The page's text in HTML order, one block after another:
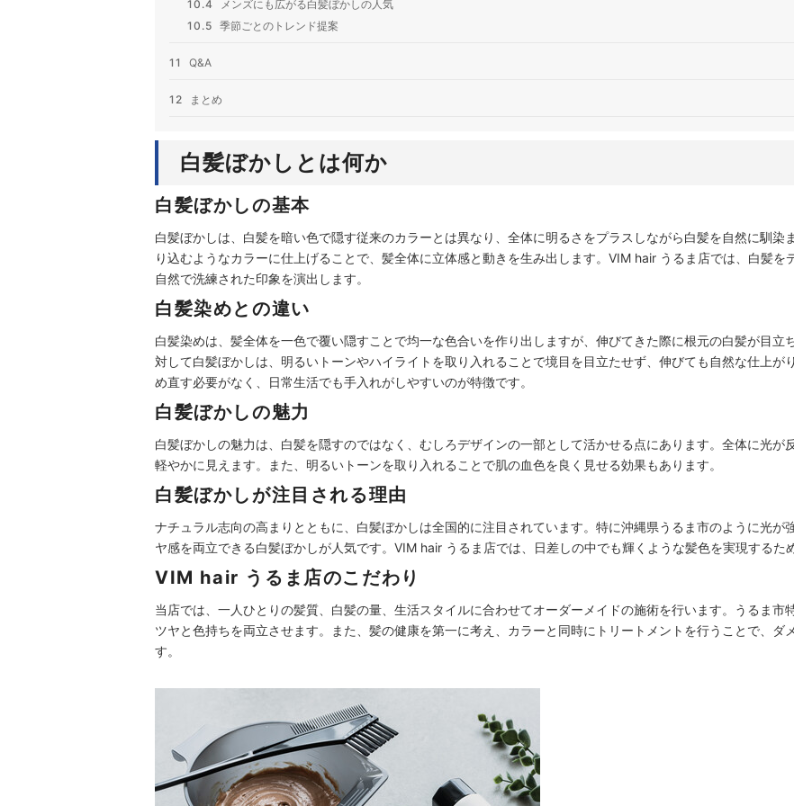
10.4
メンズにも広がる白髪ぼかしの人気
10.5 季節ごとのトレンド提案
11 Q&A
12 まとめ
白髪ぼかしとは何か
白髪ぼかしの基本
白髪ぼかしは、白髪を暗い色で隠す従来のカラーとは異なり、全体に明るさをプラスしながら白髪を自然に馴染
り込むようなカラーに仕上げることで、髪全体に立体感と動きを生み出します。VIM hair うるま店では、白髪を
自然で洗練された印象を演出します。
白髪染めとの違い
白髪染めは、髪全体を一色で覆い隠すことで均一な色合いを作り出しますが、伸びてきた際に根元の白髪が目立
対して白髪ぼかしは、明るいトーンやハイライトを取り入れることで境目を目立たせず、伸びても自然な仕上が
め直す必要がなく、日常生活でも手入れがしやすいのが特徴です。
白髪ぼかしの魅力
白髪ぼかしの魅力は、白髪を隠すのではなく、むしろデザインの一部として活かせる点にあります。全体に光
軽やかに見えます。また、明るいトーンを取り入れることで肌の血色を良く見せる効果もあります。
白髪ぼかしが注目される理由
ナチュラル志向の高まりとともに、白髪ぼかしは全国的に注目されています。特に沖縄県うるま市のように光が
ヤ感を両立できる白髪ぼかしが人気です。VIM hair うるま店では、日差しの中でも輝くような髪色を実現するた
VIM hair うるま店のこだわり
当店では、一人ひとりの髪質、白髪の量、生活スタイルに合わせてオーダーメイドの施術を行います。うるま市
ツヤと色持ちを両立させます。また、髪の健康を第一に考え、カラーと同時にトリートメントを行うことで、ダ
す。